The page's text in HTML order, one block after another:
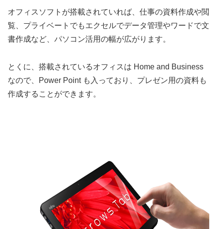
オフィスソフトが搭載されていれば、仕事の資料作成や閲
覧、プライベートでもエクセルでデータ管理やワードで文
書作成など、パソコン活用の幅が広がります。
とくに、搭載されているオフィスは Home and Business
なので、Power Point も入っており、プレゼン用の資料も
作成することができます。